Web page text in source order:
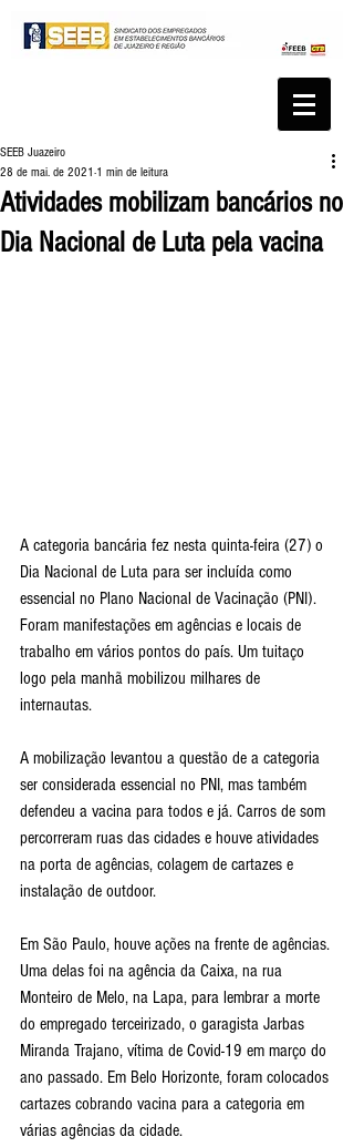
Atividades mobilizam bancários no
Dia Nacional de Luta pela vacina
SEEB Juazeiro
28 de mai. de 2021 1 min de leitura
A categoria bancária fez nesta quinta-feira (27) o
Dia Nacional de Luta para ser incluída como
essencial no Plano Nacional de Vacinação (PNI).
Foram manifestações em agências e locais de
trabalho em vários pontos do país. Um tuitaço
logo pela manhã mobilizou milhares de
internautas.
A mobilização levantou a questão de a categoria
ser considerada essencial no PNI, mas também
defendeu a vacina para todos e já. Carros de som
percorreram ruas das cidades e houve atividades
na porta de agências, colagem de cartazes e
instalação de outdoor.
Em São Paulo, houve ações na frente de agências.
Uma delas foi na agência da Caixa, na rua
Monteiro de Melo, na Lapa, para lembrar a morte
do empregado terceirizado, o garagista Jarbas
Miranda Trajano, vítima de Covid-19 em março do
ano passado. Em Belo Horizonte, foram colocados
cartazes cobrando vacina para a categoria em
várias agências da cidade.